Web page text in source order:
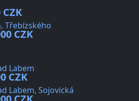
CZK
Třebízského
CZK
Labem
CZK
Labem, Sojovická